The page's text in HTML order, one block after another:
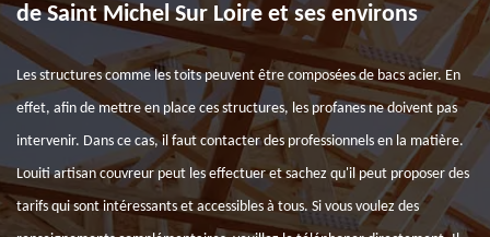
de Saint Michel Sur Loire et ses environs
Les structures comme les toits peuvent être composées de bacs acier. En
effet, afin de mettre en place ces structures, les profanes ne doivent pas
intervenir. Dans ce cas, il faut contacter des professionnels en la matière.
Louiti artisan couvreur peut les effectuer et sachez qu'il peut proposer des
tarifs qui sont intéressants et accessibles à tous. Si vous voulez des